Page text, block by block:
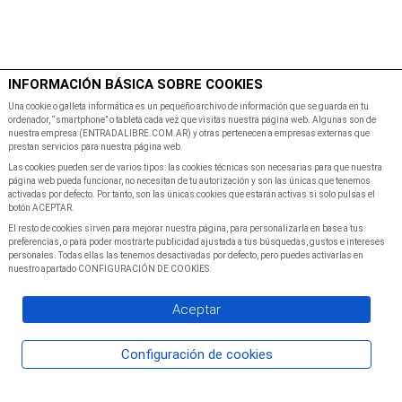
Inicio Programacion
INFORMACIÓN BÁSICA SOBRE COOKIES
Una cookie o galleta informática es un pequeño archivo de información que se guarda en tu
ordenador, “smartphone” o tableta cada vez que visitas nuestra página web. Algunas son de
nuestra empresa (ENTRADALIBRE.COM.AR) y otras pertenecen a empresas externas que
prestan servicios para nuestra página web.
Las cookies pueden ser de varios tipos: las cookies técnicas son necesarias para que nuestra
página web pueda funcionar, no necesitan de tu autorización y son las únicas que tenemos
activadas por defecto. Por tanto, son las únicas cookies que estarán activas si solo pulsas el
botón ACEPTAR.
El resto de cookies sirven para mejorar nuestra página, para personalizarla en base a tus
preferencias, o para poder mostrarte publicidad ajustada a tus búsquedas, gustos e intereses
personales. Todas ellas las tenemos desactivadas por defecto, pero puedes activarlas en
nuestro apartado CONFIGURACIÓN DE COOKIES.
Aceptar
Configuración de cookies